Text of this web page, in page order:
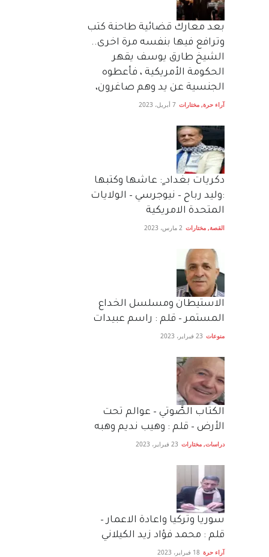
بعد معارك قضائية طاحنة كتب
وترافع فيها بنفسه مرة اخرى..
الشيخ طارق يوسف يقهر
الحكومة الأمريكية ، فأعطوه
الجنسية عن يد وهم صاغرون،
آراء حرة, مختارات 7 أبريل، 2023
دكريات بغداد ٍ: عاشها وكتبها
:وليد رباح – نيوجرسي – الولايات
المتحدة الامريكية
القصة, مختارات 2 مارس، 2023
الاستيطان ومسلسل الخداع
المستمر – قلم : راسم عبيدات
منوعات 23 فبراير، 2023
الكتاب الصَّوتي – عوالم تحت
الأرض – قلم : وهيب نديم وهبه
دراسات, مختارات 23 فبراير، 2023
سوريا وتركيا واعادة الاعمار –
قلم : محمد فؤاد زيد الكيلاني
آراء حرة 18 فبراير، 2023